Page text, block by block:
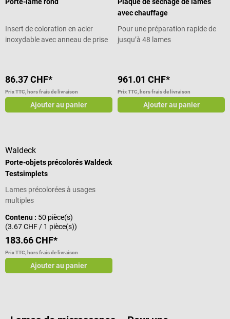
Insert de coloration en acier
inoxydable avec anneau de prise
86.37 CHF*
Prix TTC, hors frais de livraison
Ajouter au panier
avec chauffage
Pour une préparation rapide de
jusqu’à 48 lames
961.01 CHF*
Prix TTC, hors frais de livraison
Ajouter au panier
Waldeck
Porte-objets précolorés Waldeck
Testsimplets
Lames précolorées à usages
multiples
Contenu : 50 pièce(s)
(3.67 CHF / 1 pièce(s))
183.66 CHF*
Prix TTC, hors frais de livraison
Ajouter au panier